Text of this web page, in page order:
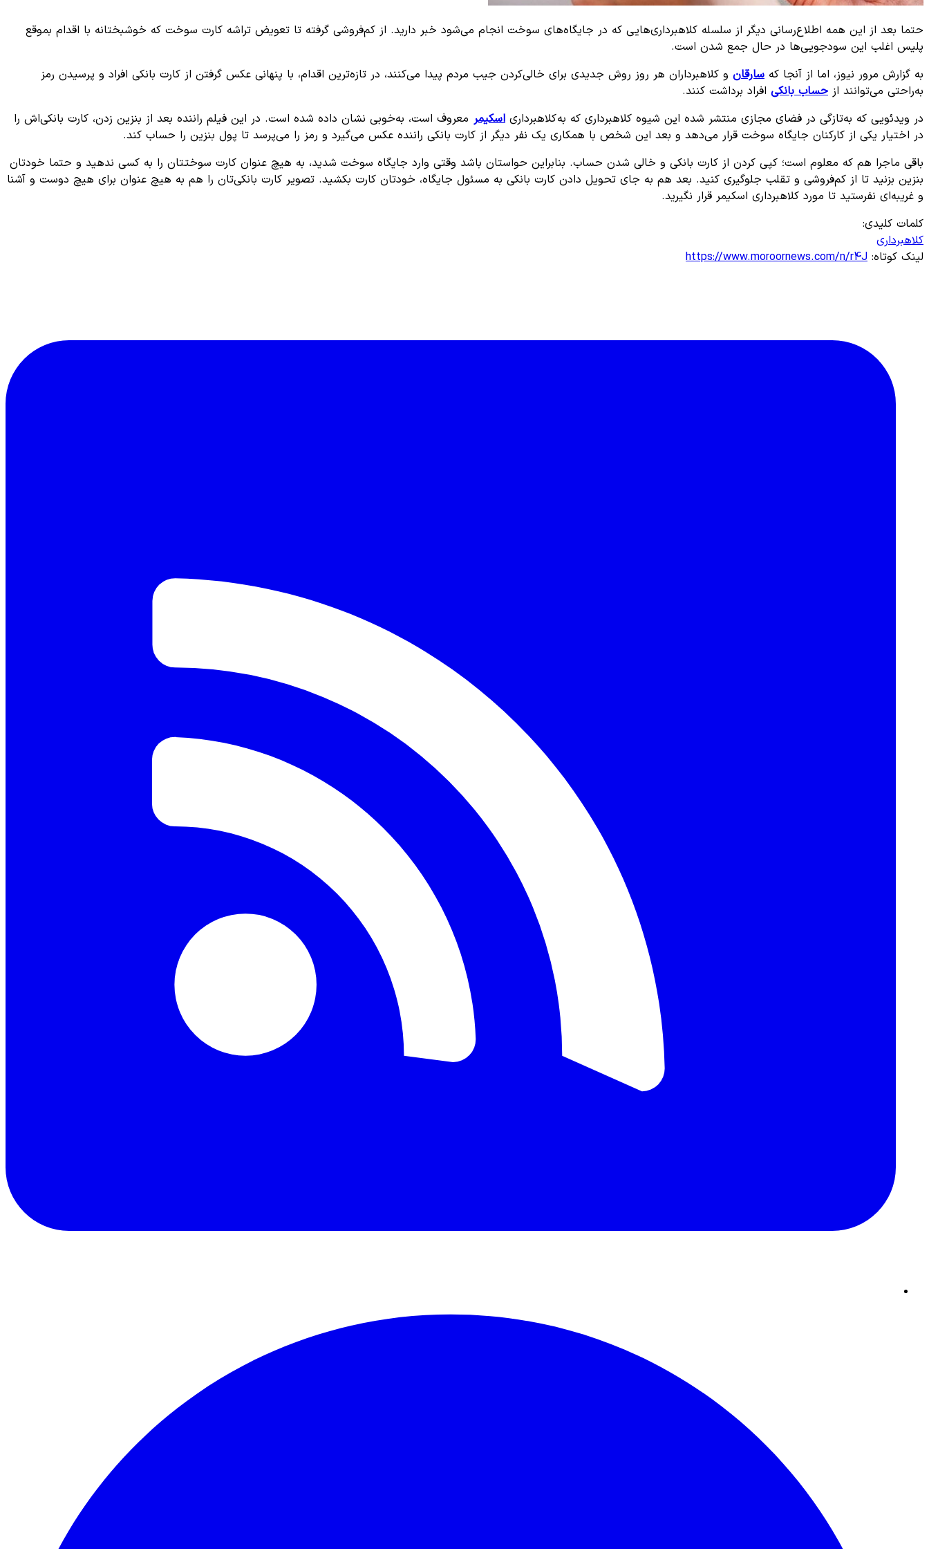
حتما بعد از این همه اطلاع‌رسانی دیگر از سلسله کلاهبرداری‌هایی که در جایگاه‌های سوخت انجام می‌شود خبر دارید. از کم‌فروشی گرفته تا تعویض تراشه کارت سوخت که خوشبختانه با اقدام بموقع
پلیس اغلب این سودجویی‌ها در حال جمع‌ شدن است.
به گزارش مرور نیوز، اما از آنجا که سارقان و کلاهبرداران هر روز روش جدیدی برای خالی‌کردن جیب مردم پیدا می‌کنند، در تازه‌ترین اقدام، با پنهانی عکس گرفتن از کارت بانکی افراد و پرسیدن رمز
به‌راحتی می‌توانند از حساب بانکی افراد برداشت کنند.
در ویدئویی که به‌تازگی در فضای مجازی منتشر شده این شیوه کلاهبرداری که به کلاهبرداری اسکیمر معروف است، به‌خوبی نشان داده شده است. در این فیلم راننده بعد از بنزین‌ زدن، کارت بانکی‌اش را
در اختیار یکی از کارکنان جایگاه سوخت قرار می‌دهد و بعد این شخص با همکاری یک نفر دیگر از کارت بانکی راننده عکس می‌گیرد و رمز را می‌پرسد تا پول بنزین را حساب کند.
باقی ماجرا هم که معلوم است؛ کپی ‌کردن از کارت بانکی و خالی شدن حساب. بنابراین حواستان باشد وقتی وارد جایگاه سوخت شدید، به هیچ عنوان کارت سوختتان را به کسی ندهید و حتما خودتان
بنزین بزنید تا از کم‌فروشی و تقلب جلوگیری کنید. بعد هم به جای تحویل ‌دادن کارت بانکی به مسئول جایگاه، خودتان کارت بکشید. تصویر کارت بانکی‌تان را هم به‌ هیچ عنوان برای هیچ دوست و آشنا
و غریبه‌ای نفرستید تا مورد کلاهبرداری اسکیمر قرار نگیرید.
کلمات کلیدی:
کلاهبرداری
لینک کوتاه: https://www.moroornews.com/n/r4J